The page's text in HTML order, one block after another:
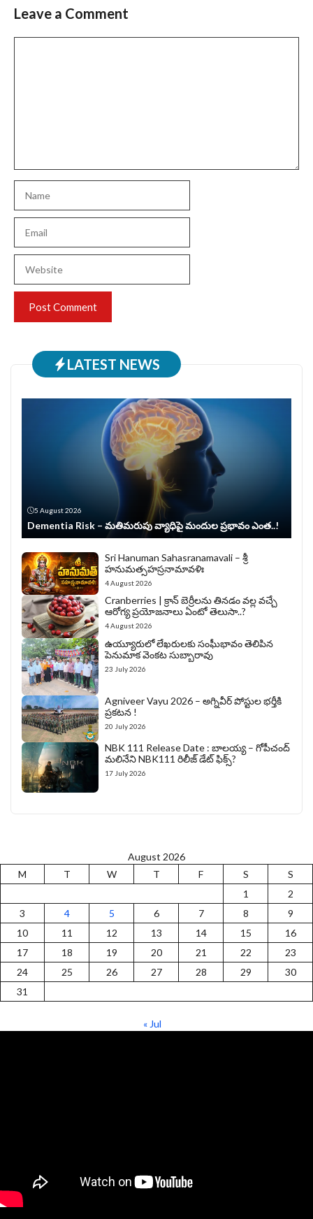
Leave a Comment
LATEST NEWS
5 August 2026
Dementia Risk – మతిమరుపు వ్యాధిపై మందుల ప్రభావం ఎంత..!
Sri Hanuman Sahasranamavali – శ్రీ
హనుమత్సహస్రనామావళిః
4 August 2026
Cranberries | క్రాన్ బెర్రీల‌ను తిన‌డం వ‌ల్ల వచ్చే
ఆరోగ్య ప్రయోజనాలు ఏంటో తెలుసా..?
4 August 2026
ఉయ్యూరులో లేఖరులకు సంఘీభావం తెలిపిన
పెనుమాక వెంకట సుబ్బారావు
23 July 2026
Agniveer Vayu 2026 – అగ్నివీర్‌ పోస్టుల భర్తీకి
ప్రకటన !
20 July 2026
NBK 111 Release Date : బాలయ్య – గోపీచంద్
మలినేని NBK111 రిలీజ్ డేట్ ఫిక్స్?
17 July 2026
August 2026
M
T W T F S
S
1
2
3
4 5 6 7 8
9
10
11 12 13 14 15
16
17
18 19 20 21 22
23
24
25 26 27 28 29
30
31
« Jul